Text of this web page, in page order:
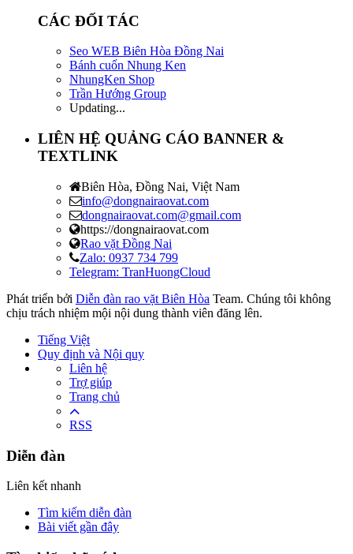
CÁC ĐỐI TÁC
Seo WEB Biên Hòa Đồng Nai
Bánh cuốn Nhung Ken
NhungKen Shop
Trần Hướng Group
Updating...
LIÊN HỆ QUẢNG CÁO BANNER &
TEXTLINK
Biên Hòa, Đồng Nai, Việt Nam
info@dongnairaovat.com
dongnairaovat.com@gmail.com
https://dongnairaovat.com
Rao vặt Đồng Nai
Zalo: 0937 734 799
Telegram: TranHuongCloud
Phát triển bởi Diễn đàn rao vặt Biên Hòa Team. Chúng tôi không
chịu trách nhiệm mội nội dung thành viên đăng lên.
Tiếng Việt
Quy định và Nội quy
Liên hệ
Trợ giúp
Trang chủ
RSS
Diễn đàn
Liên kết nhanh
Tìm kiếm diễn đàn
Bài viết gần đây